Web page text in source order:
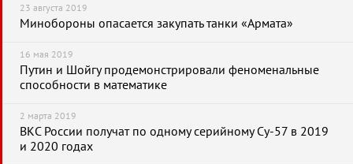
23 августа 2019
Минобороны опасается закупать танки «Армата»
16 мая 2019
Путин и Шойгу продемонстрировали феноменальные
способности в математике
2 марта 2019
ВКС России получат по одному серийному Су-57 в 2019
и 2020 годах